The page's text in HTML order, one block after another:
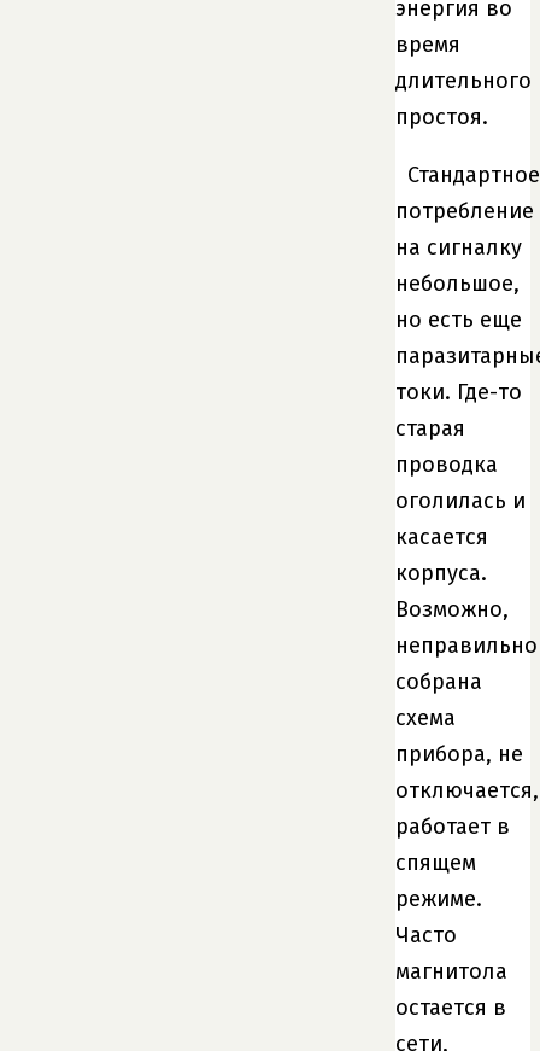
энергия во
время
длительного
простоя.
Стандартное
потребление
на сигналку
небольшое,
но есть еще
токи. Где-то
старая
проводка
оголилась и
касается
корпуса.
Возможно,
неправильно
собрана
схема
прибора, не
работает в
спящем
режиме.
Часто
магнитола
остается в
сети,